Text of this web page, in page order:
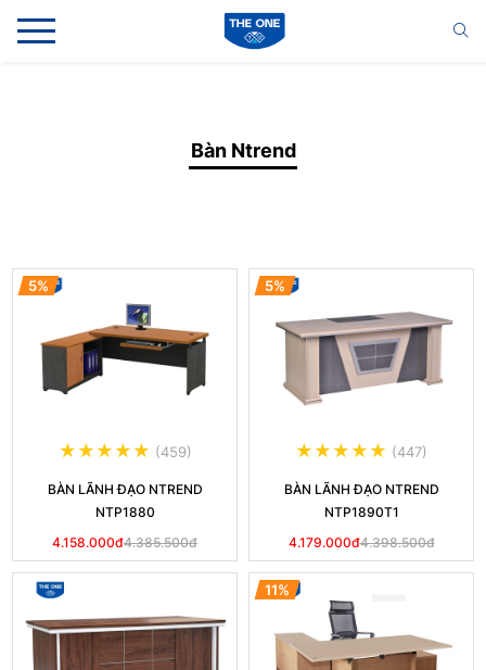
Bàn Ntrend
5%
(459)
BÀN LÃNH ĐẠO NTREND
NTP1880
4.158.000đ4.385.500đ
5%
(447)
BÀN LÃNH ĐẠO NTREND
NTP1890T1
4.179.000đ4.398.500đ
11%